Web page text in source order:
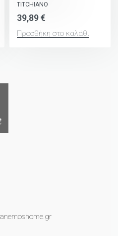
TITCHIANO
39,89€
Προσθήκη στο καλάθι